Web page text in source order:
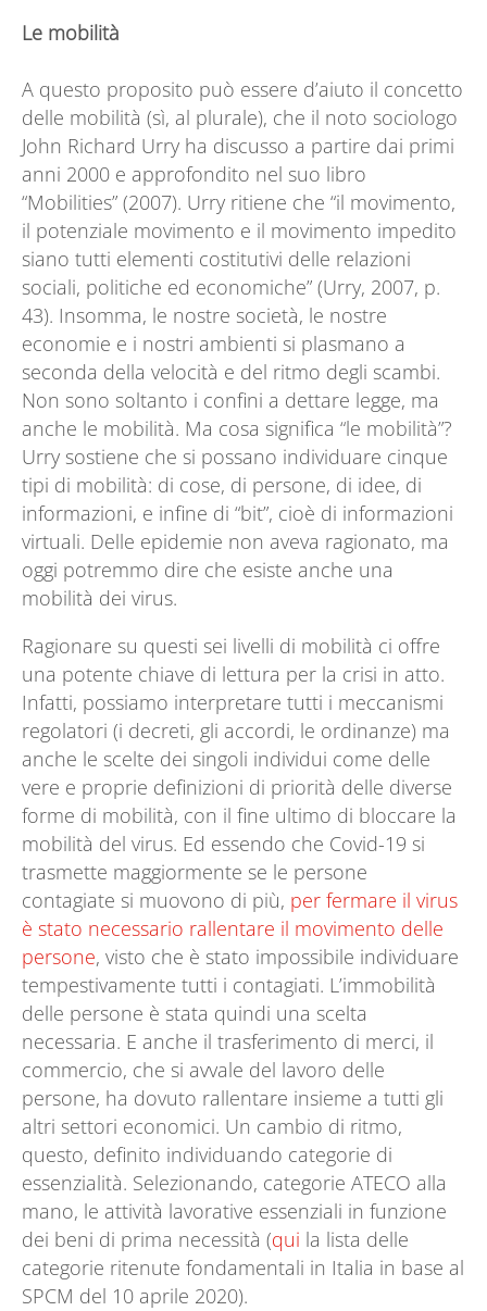
Le mobilità
A questo proposito può essere d’aiuto il concetto
delle mobilità (sì, al plurale), che il noto sociologo
John Richard Urry ha discusso a partire dai primi
anni 2000 e approfondito nel suo libro
“Mobilities” (2007). Urry ritiene che “il movimento,
il potenziale movimento e il movimento impedito
siano tutti elementi costitutivi delle relazioni
sociali, politiche ed economiche” (Urry, 2007, p.
43). Insomma, le nostre società, le nostre
economie e i nostri ambienti si plasmano a
seconda della velocità e del ritmo degli scambi.
Non sono soltanto i confini a dettare legge, ma
anche le mobilità. Ma cosa significa “le mobilità”?
Urry sostiene che si possano individuare cinque
tipi di mobilità: di cose, di persone, di idee, di
informazioni, e infine di “bit”, cioè di informazioni
virtuali. Delle epidemie non aveva ragionato, ma
oggi potremmo dire che esiste anche una
mobilità dei virus.
Ragionare su questi sei livelli di mobilità ci offre
una potente chiave di lettura per la crisi in atto.
Infatti, possiamo interpretare tutti i meccanismi
regolatori (i decreti, gli accordi, le ordinanze) ma
anche le scelte dei singoli individui come delle
vere e proprie definizioni di priorità delle diverse
forme di mobilità, con il fine ultimo di bloccare la
mobilità del virus. Ed essendo che Covid-19 si
trasmette maggiormente se le persone
contagiate si muovono di più, per fermare il virus
è stato necessario rallentare il movimento delle
persone, visto che è stato impossibile individuare
tempestivamente tutti i contagiati. L’immobilità
delle persone è stata quindi una scelta
necessaria. E anche il trasferimento di merci, il
commercio, che si avvale del lavoro delle
persone, ha dovuto rallentare insieme a tutti gli
altri settori economici. Un cambio di ritmo,
questo, definito individuando categorie di
essenzialità. Selezionando, categorie ATECO alla
mano, le attività lavorative essenziali in funzione
dei beni di prima necessità (qui la lista delle
categorie ritenute fondamentali in Italia in base al
SPCM del 10 aprile 2020).